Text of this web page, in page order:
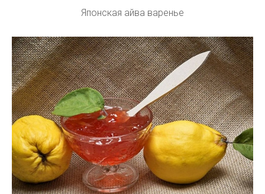
Японская айва варенье